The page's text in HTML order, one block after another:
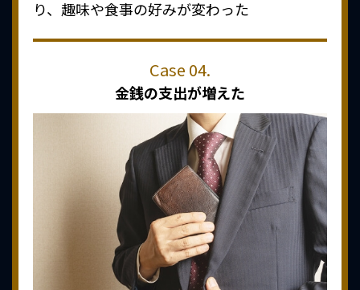
り、趣味や食事の好みが変わった
金銭の支出が増えた